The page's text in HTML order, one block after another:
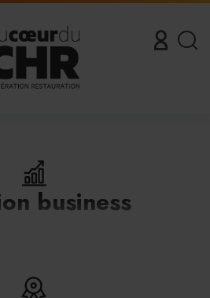
business